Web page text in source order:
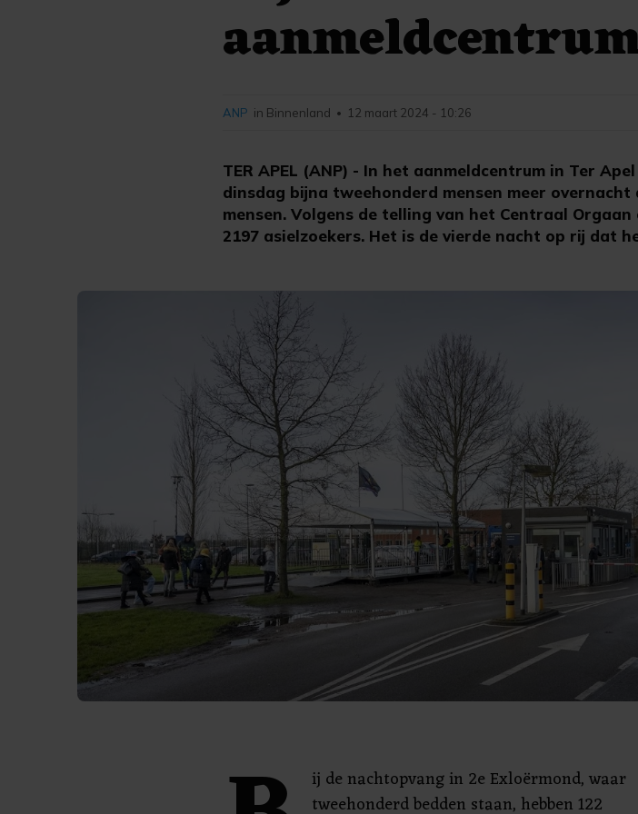
TER APEL (ANP) - In het aanmeldcentrum in Ter
dinsdag bijna tweehonderd mensen meer
mensen. Volgens de telling van het Centraal
2197 asielzoekers. Het is de vierde nacht op rij dat
ANP in Binnenland • 12 maart 2024 - 10:26
ij de nachtopvang in 2e Exloërmond, waar
tweehonderd bedden staan, hebben 122